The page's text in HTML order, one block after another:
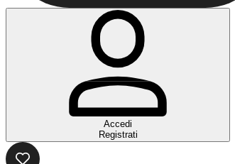
Accedi
Registrati